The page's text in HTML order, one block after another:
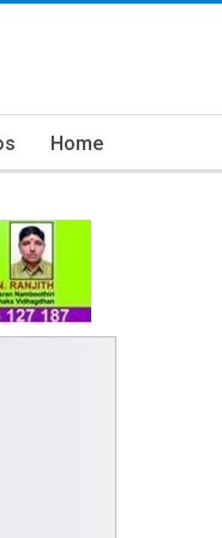
Home